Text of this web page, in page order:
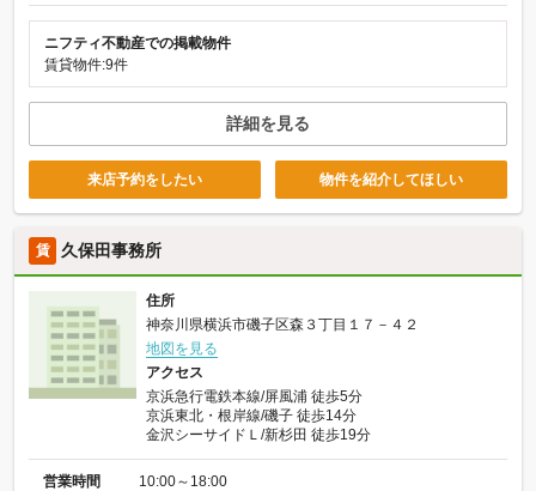
ニフティ不動産での掲載物件
賃貸物件:9件
詳細を見る
来店予約をしたい 物件を紹介してほしい
賃 久保田事務所
住所
神奈川県横浜市磯子区森３丁目１７－４２
地図を見る
アクセス
京浜急行電鉄本線/屏風浦 徒歩5分
京浜東北・根岸線/磯子 徒歩14分
金沢シーサイドＬ/新杉田 徒歩19分
営業時間 10:00～18:00